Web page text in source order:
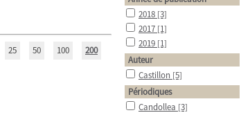
25 50 100 200
2018 [3]
2017 [1]
2019 [1]
Auteur
Castillon [5]
Périodiques
Candollea [3]